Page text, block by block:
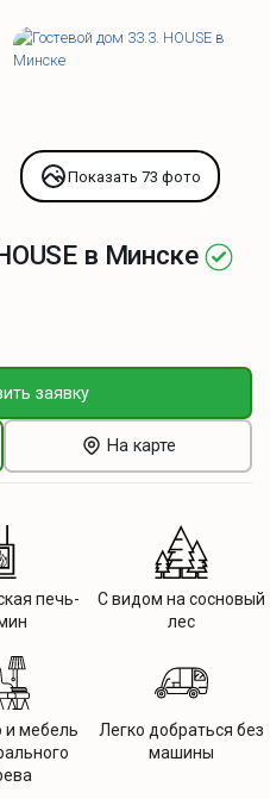
Показать 73 фото
в Минске
заявку
На карте
печь-
С видом на сосновый
лес
и мебель
Легко добраться без
машины